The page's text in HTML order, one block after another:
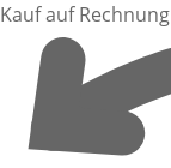
Kauf auf Rechnung